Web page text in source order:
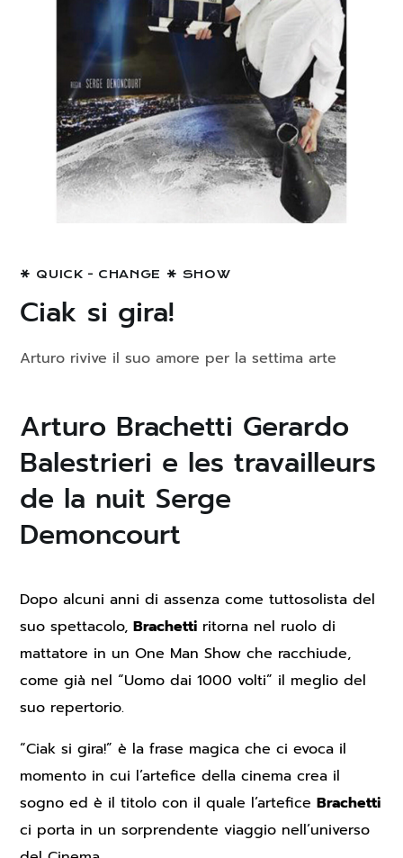
QUICK - CHANGE SHOW
Ciak si gira!
Arturo rivive il suo amore per la settima arte
Arturo Brachetti Gerardo
Balestrieri e les travailleurs
de la nuit Serge
Demoncourt
Dopo alcuni anni di assenza come tuttosolista del
suo spettacolo,Brachetti ritorna nel ruolo di
mattatore in un One Man Show che racchiude,
come già nel “Uomo dai 1000 volti” il meglio del
suo repertorio.
“Ciak si gira!” è la frase magica che ci evoca il
momento in cui l’artefice della cinema crea il
sogno ed è il titolo con il quale l’arteficeBrachetti
ci porta in un sorprendente viaggio nell’universo